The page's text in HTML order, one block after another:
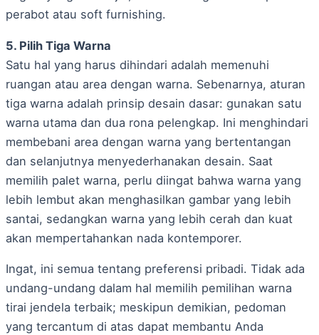
perabot atau soft furnishing.
5. Pilih Tiga Warna
Satu hal yang harus dihindari adalah memenuhi
ruangan atau area dengan warna. Sebenarnya, aturan
tiga warna adalah prinsip desain dasar: gunakan satu
warna utama dan dua rona pelengkap. Ini menghindari
membebani area dengan warna yang bertentangan
dan selanjutnya menyederhanakan desain. Saat
memilih palet warna, perlu diingat bahwa warna yang
lebih lembut akan menghasilkan gambar yang lebih
santai, sedangkan warna yang lebih cerah dan kuat
akan mempertahankan nada kontemporer.
Ingat, ini semua tentang preferensi pribadi. Tidak ada
undang-undang dalam hal memilih pemilihan warna
tirai jendela terbaik; meskipun demikian, pedoman
yang tercantum di atas dapat membantu Anda